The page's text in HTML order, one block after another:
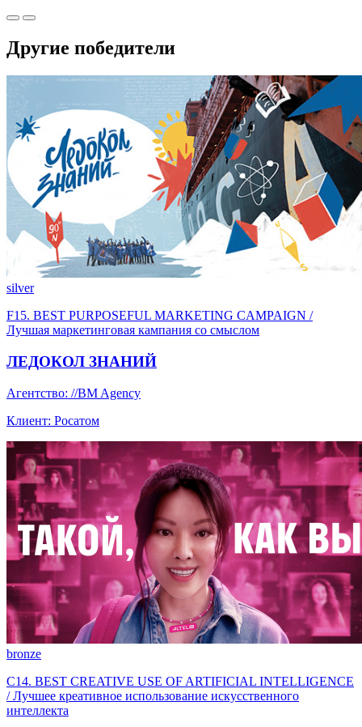
Другие победители
silver
F15. BEST PURPOSEFUL MARKETING CAMPAIGN /
Лучшая маркетинговая кампания со смыслом
ЛЕДОКОЛ ЗНАНИЙ
Агентство: //BM Agency
Клиент: Росатом
bronze
C14. BEST CREATIVE USE OF ARTIFICIAL INTELLIGENCE
/ Лучшее креативное использование искусственного
интеллекта